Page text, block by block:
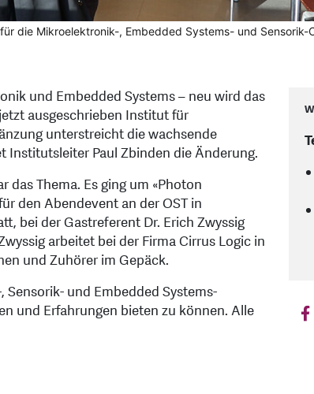
die Mikroelektronik-, Embedded Systems- und
und Embedded Systems – neu wird das
ausgeschrieben Institut für
unterstreicht die wachsende
Institutsleiter Paul Zbinden die Änderung.
das Thema. Es ging um «Photon
den Abendevent an der OST in
bei der Gastreferent Dr. Erich Zwyssig
arbeitet bei der Firma Cirrus Logic in
und Zuhörer im Gepäck.
und Embedded Systems-
und Erfahrungen bieten zu können. Alle